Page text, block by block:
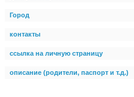
Город
контакты
ссылка на личную страницу
описание (родители, паспорт и т.д.)